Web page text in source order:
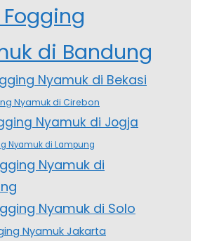
di Bandung
Nyamuk di Bekasi
Nyamuk di Cirebon
Nyamuk di Jogja
Nyamuk di Lampung
Nyamuk di
Nyamuk di Solo
Nyamuk Jakarta